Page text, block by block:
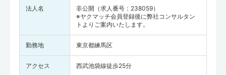
法人名
非公開（求人番号：238059）
※ヤクマッチ会員登録後に弊社コンサルタン
トよりご案内いたします。
勤務地 東京都練馬区
アクセス 西武池袋線徒歩25分